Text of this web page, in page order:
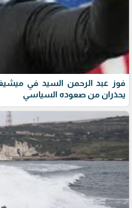
فوز عبد الرحمن السيد في
يحذران من صعوده السياسي